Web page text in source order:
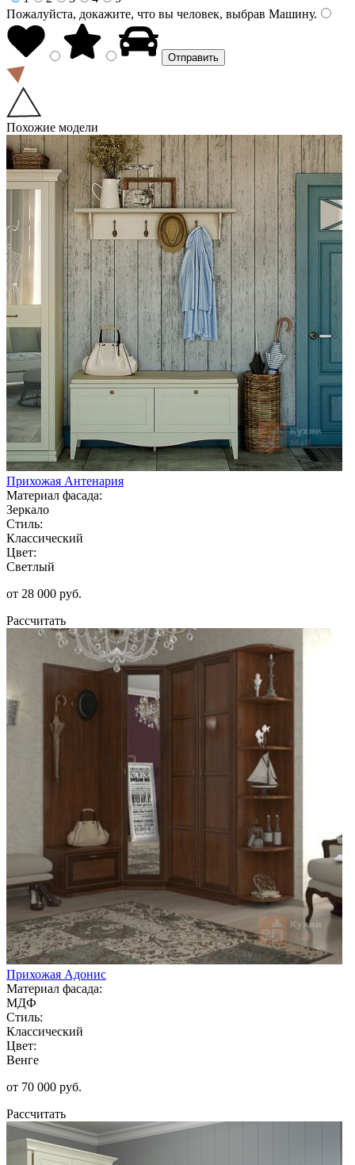
Пожалуйста, докажите, что вы человек, выбрав Машину.
Похожие модели
Прихожая Антенария
Материал фасада:
Зеркало
Стиль:
Классический
Цвет:
Светлый
от 28 000 руб.
Рассчитать
Прихожая Адонис
Материал фасада:
МДФ
Стиль:
Классический
Цвет:
Венге
от 70 000 руб.
Рассчитать